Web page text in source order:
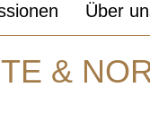
Über
&